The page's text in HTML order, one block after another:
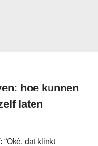
hoe kunnen
laten
“Oké, dat klinkt